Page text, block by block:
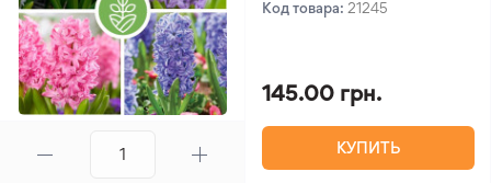
Код товара: 21245
145.00 грн.
КУПИТЬ